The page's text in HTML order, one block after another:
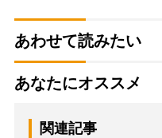
あわせて読みたい
あなたにオススメ
関連記事